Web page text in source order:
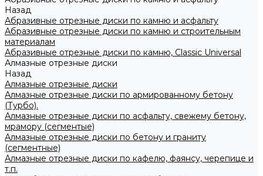
Назад
Абразивные отрезные диски по камню и асфальту
Абразивные отрезные диски по камню и строительным
материалам
Абразивные отрезные диски по камню, Classic Universal
Алмазные отрезные диски
Назад
Алмазные отрезные диски
Алмазные отрезные диски по армированному бетону
(Турбо).
Алмазные отрезные диски по асфальту, свежему бетону,
мрамору (сегментые)
Алмазные отрезные диски по бетону и граниту
(сегментные)
Алмазные отрезные диски по кафелю, фаянсу, черепице и
т.п.